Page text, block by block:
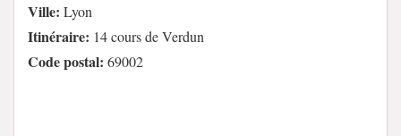
Ville: Lyon
Itinéraire: 14 cours de Verdun
Code postal: 69002